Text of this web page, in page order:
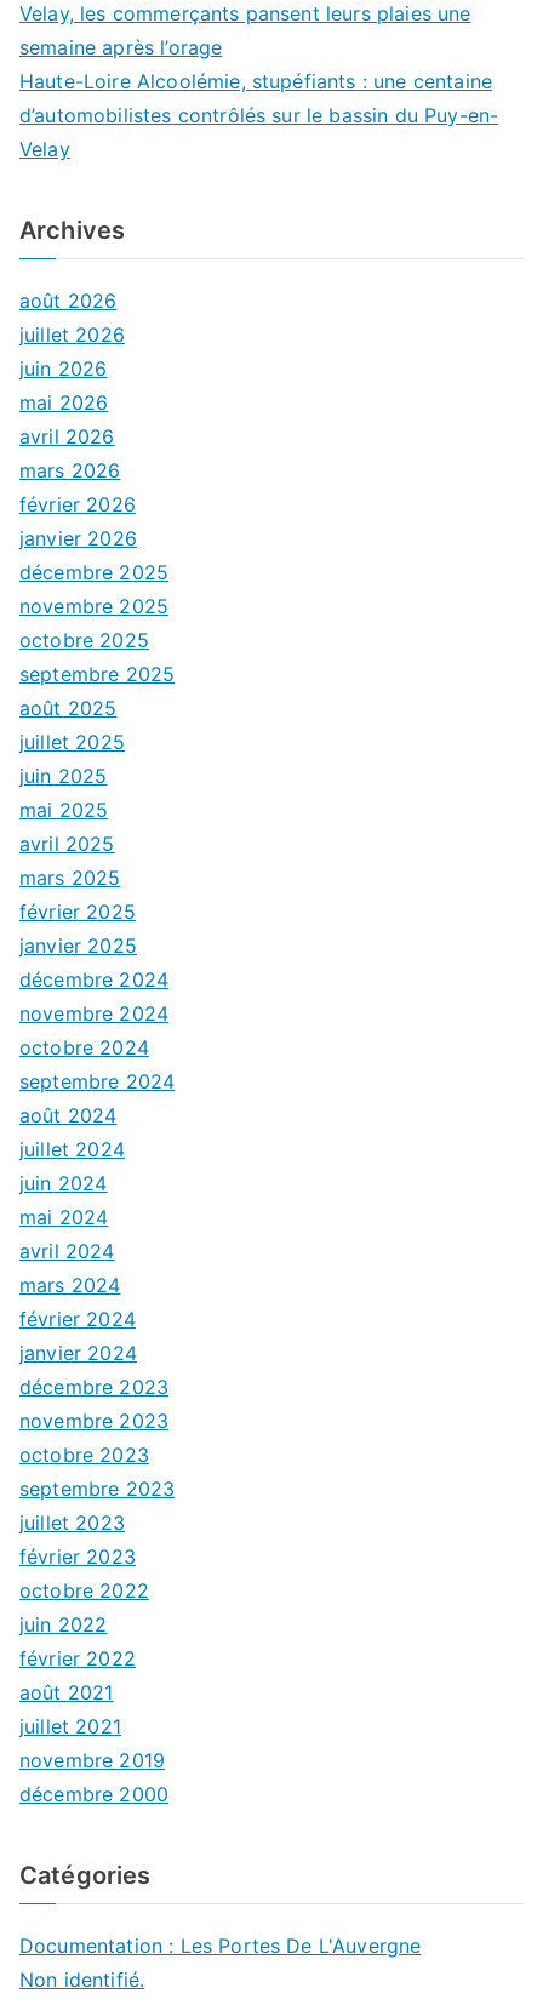
Velay, les commerçants pansent leurs plaies une
semaine après l’orage
Haute-Loire Alcoolémie, stupéfiants : une centaine
d’automobilistes contrôlés sur le bassin du Puy-en-
Velay
Archives
août 2026
juillet 2026
juin 2026
mai 2026
avril 2026
mars 2026
février 2026
janvier 2026
décembre 2025
novembre 2025
octobre 2025
septembre 2025
août 2025
juillet 2025
juin 2025
mai 2025
avril 2025
mars 2025
février 2025
janvier 2025
décembre 2024
novembre 2024
octobre 2024
septembre 2024
août 2024
juillet 2024
juin 2024
mai 2024
avril 2024
mars 2024
février 2024
janvier 2024
décembre 2023
novembre 2023
octobre 2023
septembre 2023
juillet 2023
février 2023
octobre 2022
juin 2022
février 2022
août 2021
juillet 2021
novembre 2019
décembre 2000
Catégories
Documentation : Les Portes De L'Auvergne
Non identifié.